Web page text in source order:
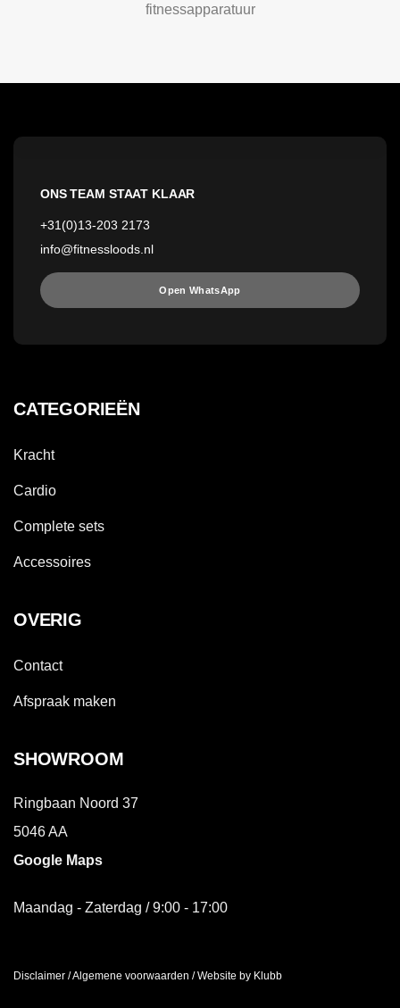
fitnessapparatuur
ONS TEAM STAAT KLAAR
+31(0)13-203 2173
info@fitnessloods.nl
Open WhatsApp
CATEGORIEËN
Kracht
Cardio
Complete sets
Accessoires
OVERIG
Contact
Afspraak maken
SHOWROOM
Ringbaan Noord 37
5046 AA
Google Maps
Maandag - Zaterdag / 9:00 - 17:00
Disclaimer /Algemene voorwaarden /Website by Klubb